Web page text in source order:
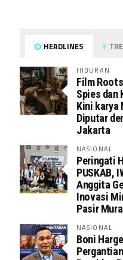
HEADLINES
HIBURAN
Film
Spies dan
Kini karya
Diputar
Jakarta
NASIONAL
Peringati
PUSKAB,
Anggita
Inovasi
Pasir
NASIONAL
Boni